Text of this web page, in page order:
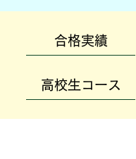
合格実績
高校生コース